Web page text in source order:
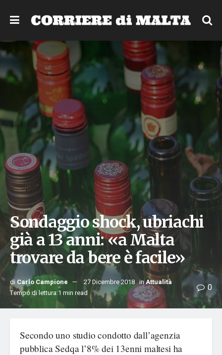
Sondaggio shock, ubriachi
già a 13 anni: «a Malta
trovare da bere è facile»
di Carlo Campione 27 Dicembre 2018 inAttualità
Tempo di lettura:1 min read
0
Secondo uno studio condotto dall’agenzia
pubblica Sedqa l’8% dei 13enni maltesi ha